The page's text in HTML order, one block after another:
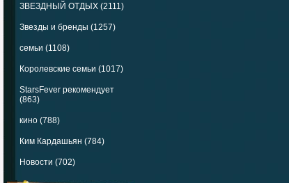
ЗВЕЗДНЫЙ ОТДЫХ (2111)
Звезды и бренды (1257)
семьи (1108)
Королевские семьи (1017)
StarsFever рекомендует
(863)
кино (788)
Ким Кардашьян (784)
Новости (702)